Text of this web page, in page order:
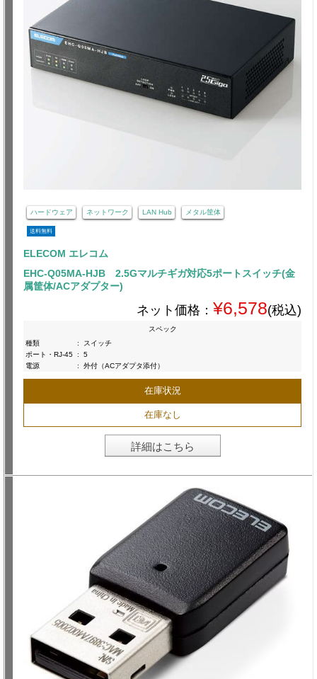
ハードウェア ネットワーク LAN Hub メタル筐体
送料無料
ELECOM エレコム
EHC-Q05MA-HJB 2.5Gマルチギガ対応5ポートスイッチ(金
属筐体/ACアダプター)
ネット価格： ¥6,578(税込)
スペック
種類
:
スイッチ
ポート・RJ-45 :
5
電源
: 外付（ACアダプタ添付）
在庫状況
在庫なし
詳細はこちら